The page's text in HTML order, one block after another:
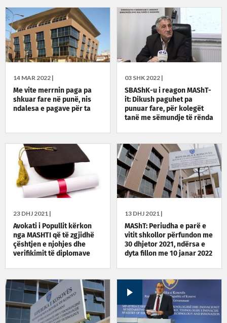
14 MAR 2022 |
Me vite merrnin paga pa
shkuar fare në punë, nis
ndalesa e pagave për ta
03 SHK 2022 |
SBAShK-u i reagon MAShT-
it: Dikush paguhet pa
punuar fare, për kolegët
tanë me sëmundje të rënda
23 DHJ 2021 |
Avokati i Popullit kërkon
nga MASHTI që të zgjidhë
çështjen e njohjes dhe
verifikimit të diplomave
13 DHJ 2021 |
MAShT: Periudha e parë e
vitit shkollor përfundon me
30 dhjetor 2021, ndërsa e
dyta fillon me 10 janar 2022